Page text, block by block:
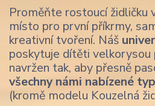
Proměňte rostoucí židličku
místo pro první příkrmy,
kreativní tvoření. Náš
poskytuje dítěti velkorysou
navržen tak, aby přesně
všechny námi nabízené
(kromě modelu Kouzelná